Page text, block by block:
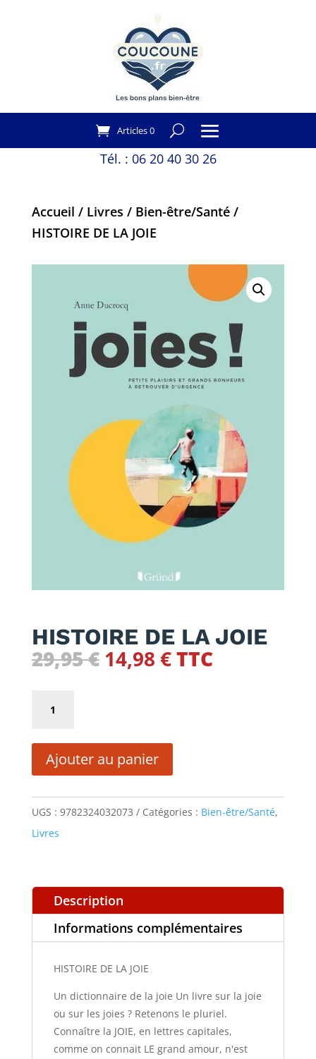
Articles 0
Tél. : 06 20 40 30 26
Accueil / Livres / Bien-être/Santé/
HISTOIRE DE LA JOIE
HISTOIRE DE LA JOIE
29,95€ Le
29,95 €.
14,98 €Le
14,98 €.
TTC
HISTOIRE
JOIE
Ajouter au panier
UGS : 9782324032073 Catégories : Bien-être/Santé,
Livres
Description
Informations complémentaires
HISTOIRE DE LA JOIE
Un dictionnaire de la joie Un livre sur la joie
ou sur les joies ? Retenons le pluriel.
Connaître la JOIE, en lettres capitales,
comme on connait LE grand amour, n'est